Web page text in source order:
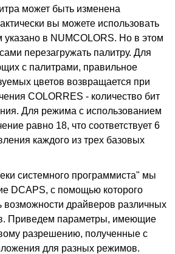
может быть изменена
вы можете использовать
указано в NUMCOLORS. Но в этом
перезагружать палитру. Для
с палитрами, правильное
цветов возвращается при
COLORRES - количество бит
Для режима с использованием
равно 18, что соответствует 6
каждого из трех базовых
системного программиста" мы
DCAPS, с помощью которого
возможности драйверов различных
Приведем параметры, имеющие
разрешению, полученные с
для разных режимов.